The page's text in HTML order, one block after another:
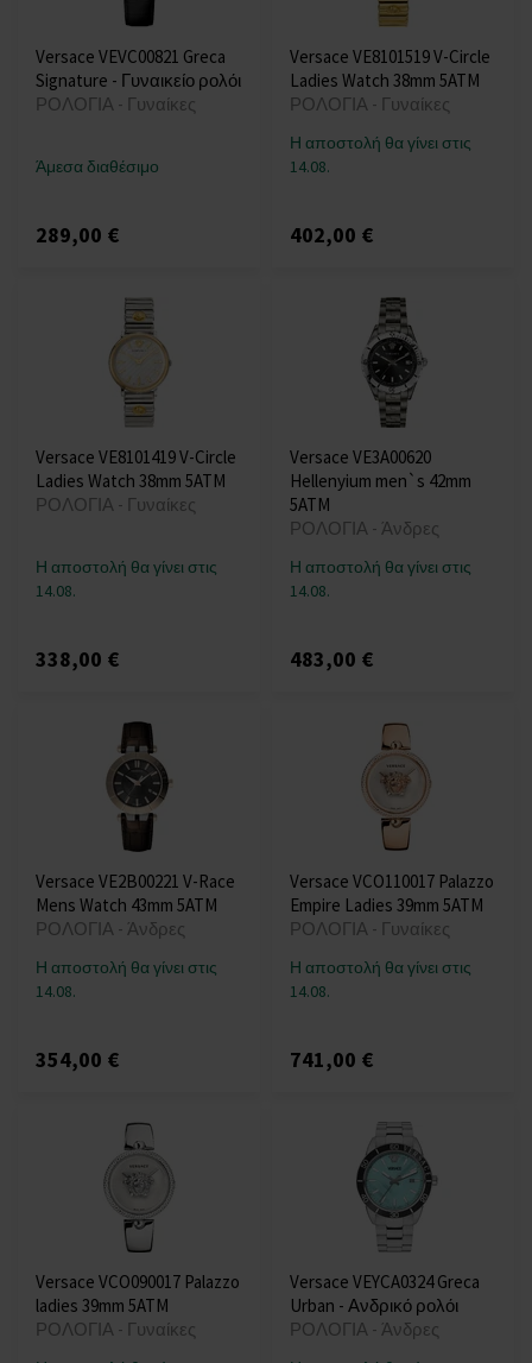
Versace VEVC00821 Greca
Signature - Γυναικείο ρολόι
ΡΟΛΟΓΙΑ - Γυναίκες
Άμεσα διαθέσιμο
289,00 €
Versace VE8101519 V-Circle
Ladies Watch 38mm 5ATM
ΡΟΛΟΓΙΑ - Γυναίκες
Η αποστολή θα γίνει στις
14.08.
402,00 €
Versace VE8101419 V-Circle
Ladies Watch 38mm 5ATM
ΡΟΛΟΓΙΑ - Γυναίκες
Η αποστολή θα γίνει στις
14.08.
338,00 €
Versace VE3A00620
Hellenyium men`s 42mm
5ATM
ΡΟΛΟΓΙΑ - Άνδρες
Η αποστολή θα γίνει στις
14.08.
483,00 €
Versace VE2B00221 V-Race
Mens Watch 43mm 5ATM
ΡΟΛΟΓΙΑ - Άνδρες
Η αποστολή θα γίνει στις
14.08.
354,00 €
Versace VCO110017 Palazzo
Empire Ladies 39mm 5ATM
ΡΟΛΟΓΙΑ - Γυναίκες
Η αποστολή θα γίνει στις
14.08.
741,00 €
Versace VCO090017 Palazzo
ladies 39mm 5ATM
ΡΟΛΟΓΙΑ - Γυναίκες
Versace VEYCA0324 Greca
Urban - Ανδρικό ρολόι
ΡΟΛΟΓΙΑ - Άνδρες